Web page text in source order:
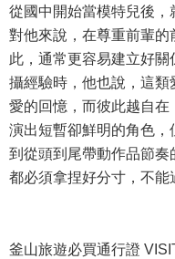
從國中開始當模特兒後，
對他來說，在尊重前輩
此，通常更容易建立好關
攝經驗時，他也說，這
愛的回憶，而彼此越自
演出短暫卻鮮明的角色
到從頭到尾帶動作品節
都必須拿捏好分寸，不能
釜山旅遊必買通行證